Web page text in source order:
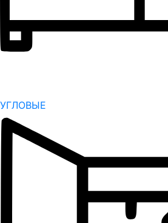
УГЛОВЫЕ